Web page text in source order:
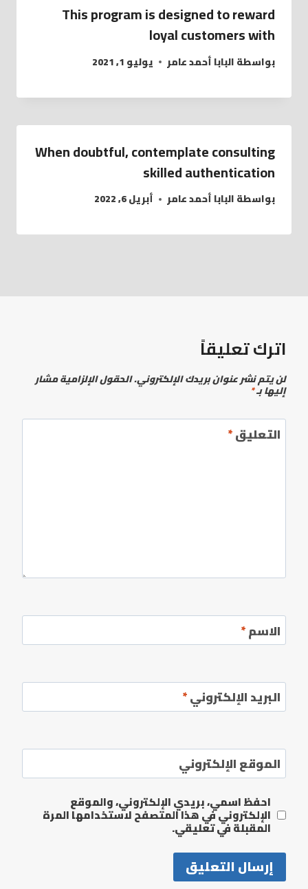
This program is designed to reward
loyal customers with
بواسطةالبابا أحمد عامر يوليو 1, 2021
When doubtful, contemplate consulting
skilled authentication
بواسطةالبابا أحمد عامر أبريل 6, 2022
اترك تعليقاً
لن يتم نشر عنوان بريدك الإلكتروني.الحقول الإلزامية مشار
إليها بـ*
التعليق*
الاسم*
البريد الإلكتروني*
الموقع الإلكتروني
احفظ اسمي، بريدي الإلكتروني، والموقع
الإلكتروني في هذا المتصفح لاستخدامها المرة
المقبلة في تعليقي.